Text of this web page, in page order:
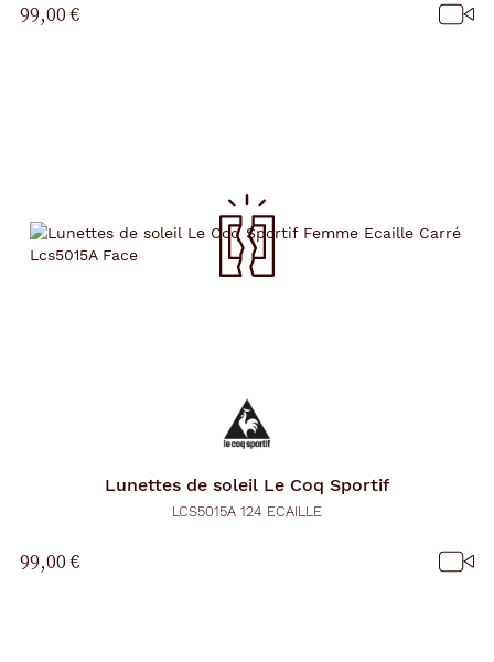
99,00 €
Lunettes de soleil Le Coq Sportif
LCS5015A 124 ECAILLE
99,00 €